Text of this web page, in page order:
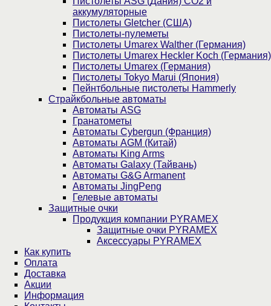
аккумуляторные
Пистолеты Gletcher (США)
Пистолеты-пулеметы
Пистолеты Umarex Walther (Германия)
Пистолеты Umarex Heckler Koch (Германия)
Пистолеты Umarex (Германия)
Пистолеты Tokyo Marui (Япония)
Пейнтбольные пистолеты Hammerly
Страйкбольные автоматы
Автоматы ASG
Гранатометы
Автоматы Cybergun (Франция)
Автоматы AGM (Китай)
Автоматы King Arms
Автоматы Galaxy (Тайвань)
Автоматы G&G Armanent
Автоматы JingPeng
Гелевые автоматы
Защитные очки
Продукция компании PYRAMEX
Защитные очки PYRAMEX
Аксессуары PYRAMEX
Как купить
Оплата
Доставка
Акции
Информация